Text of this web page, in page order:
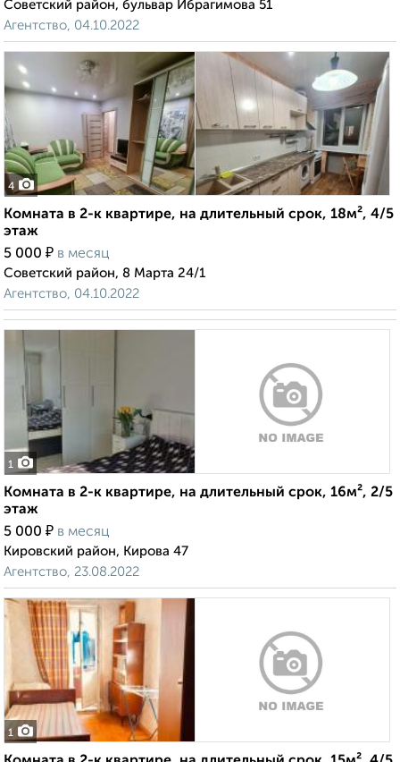
Советский район, бульвар Ибрагимова 51
Агентство, 04.10.2022
4
Комната в 2-к квартире, на длительный срок, 18м², 4/5
этаж
5 000 ₽ в месяц
Советский район, 8 Марта 24/1
Агентство, 04.10.2022
1
Комната в 2-к квартире, на длительный срок, 16м², 2/5
этаж
5 000 ₽ в месяц
Кировский район, Кирова 47
Агентство, 23.08.2022
1